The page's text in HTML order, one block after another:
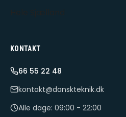
KONTAKT
66 55 22 48
kontakt@danskteknik.dk
Alle dage: 09:00 - 22:00